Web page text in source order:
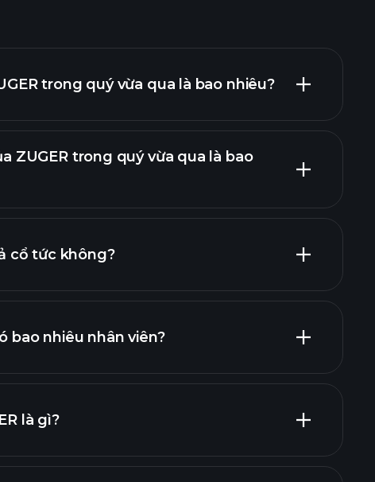
trong quý vừa qua là bao nhiêu?
ZUGER trong quý vừa qua là bao
chính
cổ tức không?
cổ phiếu trả cổ tức cao
bao nhiêu nhân viên?
là gì?